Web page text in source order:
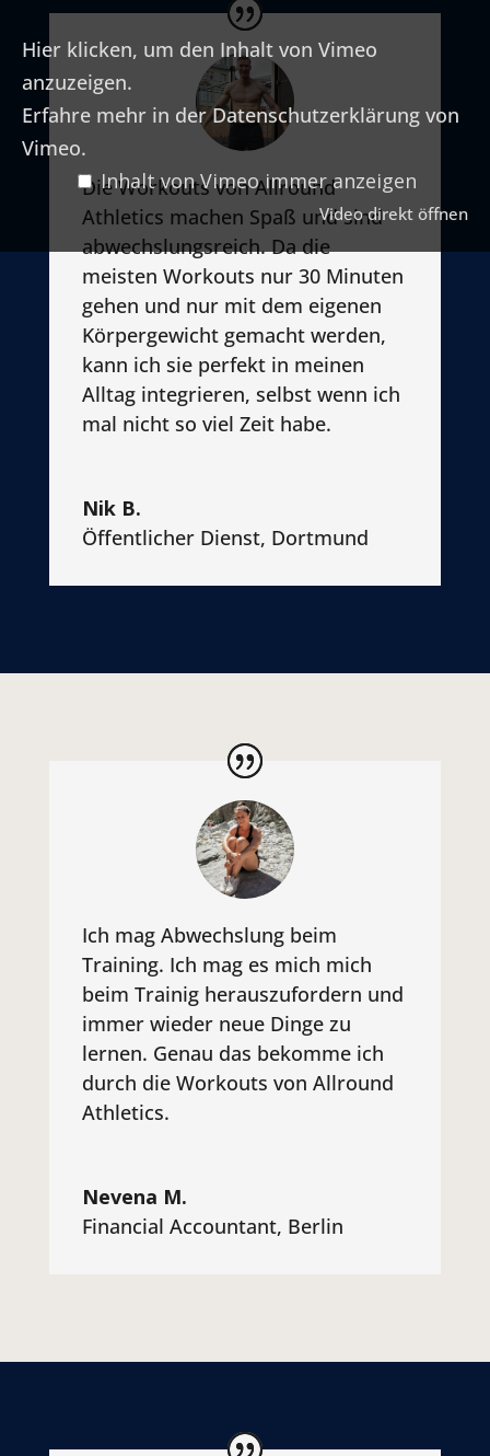
Hier klicken, um den Inhalt von Vimeo
anzuzeigen.
Erfahre mehr in derDatenschutzerklärung von
Vimeo.
Inhalt von Vimeo immer anzeigen
Video direkt öffnen
Die Workouts von Allround
Athletics machen Spaß und sind
abwechslungsreich. Da die
meisten Workouts nur 30 Minuten
gehen und nur mit dem eigenen
Körpergewicht gemacht werden,
kann ich sie perfekt in meinen
Alltag integrieren, selbst wenn ich
mal nicht so viel Zeit habe.
Nik B.
Öffentlicher Dienst, Dortmund
Ich mag Abwechslung beim
Training. Ich mag es mich mich
beim Trainig herauszufordern und
immer wieder neue Dinge zu
lernen. Genau das bekomme ich
durch die Workouts von Allround
Athletics.
Nevena M.
Financial Accountant, Berlin